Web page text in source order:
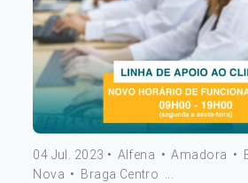
04 Jul. 2023 • Alfena • Amadora •
Nova • Braga Centro